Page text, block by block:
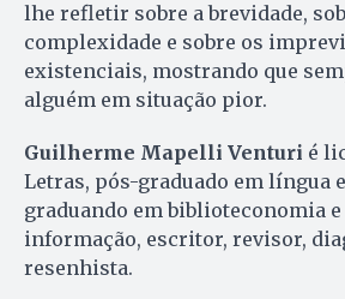
lhe refletir sobre a brevidade,
complexidade e sobre os
existenciais, mostrando que
alguém em situação pior.
Guilherme Mapelli Venturi é
Letras, pós-graduado em língua
graduando em biblioteconomia
informação, escritor, revisor,
resenhista.